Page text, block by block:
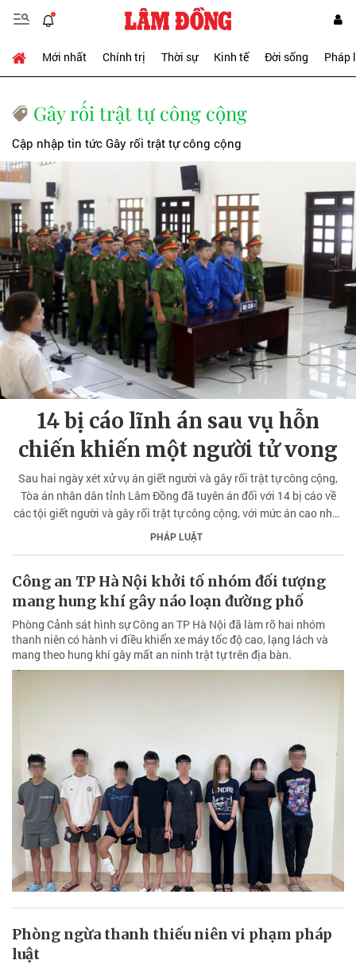
Mới nhất Chính trị Thời sự Kinh tế Đời sống Pháp
Gây rối trật tự công cộng
Cập nhập tin tức Gây rối trật tự công cộng
14 bị cáo lĩnh án sau vụ hỗn
chiến khiến một người tử vong
Sau hai ngày xét xử vụ án giết người và gây rối trật tự công cộng,
Tòa án nhân dân tỉnh Lâm Đồng đã tuyên án đối với 14 bị cáo về
các tội giết người và gây rối trật tự công cộng, với mức án cao nhất
là 7 năm tù.
PHÁP LUẬT
Công an TP Hà Nội khởi tố nhóm đối tượng
mang hung khí gây náo loạn đường phố
Phòng Cảnh sát hình sự Công an TP Hà Nội đã làm rõ hai nhóm
thanh niên có hành vi điều khiển xe máy tốc độ cao, lạng lách và
mang theo hung khí gây mất an ninh trật tự trên địa bàn.
Phòng ngừa thanh thiếu niên vi phạm pháp
luật